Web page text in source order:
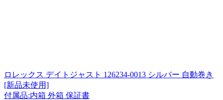
ロレックス デイトジャスト 126234-0013 シルバー 自動巻き
[新品未使用]
付属品:内箱 外箱 保証書